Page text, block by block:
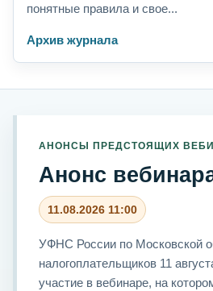
понятные правила и свое...
Архив журнала
АНОНСЫ ПРЕДСТОЯЩИХ
Анонс
11.08.2026 11:00
УФНС России по Московской
налогоплательщиков 11
участие в вебинаре, на